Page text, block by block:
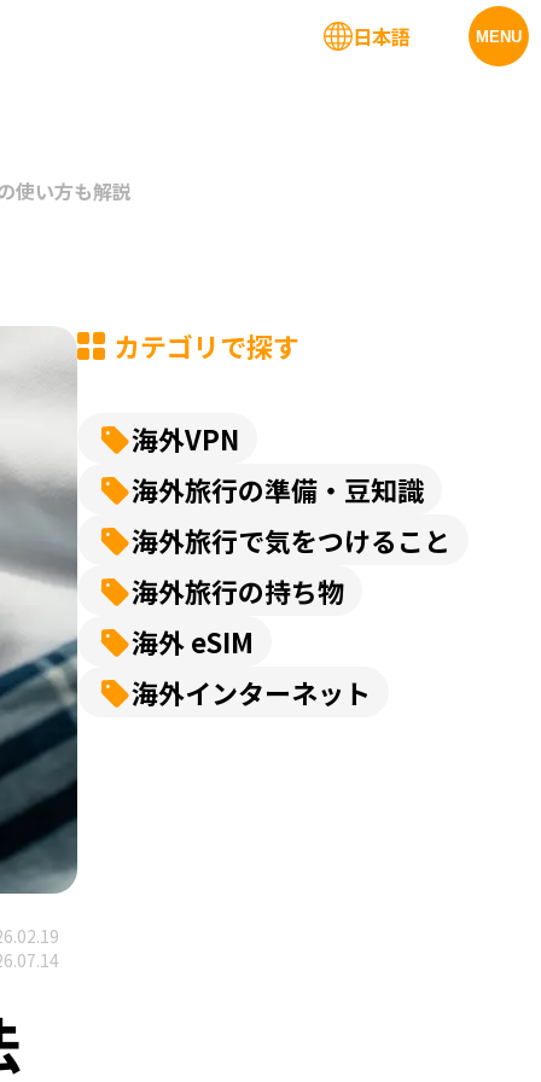
MENU
日本語
使い方も解説
カテゴリで探す
海外VPN
海外旅行の準備・豆知識
海外旅行で気をつけること
海外旅行の持ち物
海外 eSIM
海外インターネット